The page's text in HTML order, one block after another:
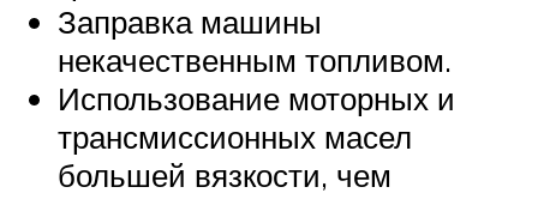
Заправка машины
некачественным топливом.
Использование моторных и
трансмиссионных масел
большей вязкости, чем